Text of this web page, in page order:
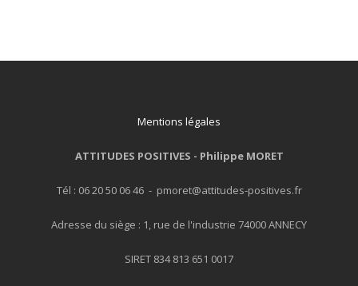
- Consulting
Mentions légales
ATTITUDES POSITIVES - Philippe MORET
Tél : 06 20 50 06 46 - pmoret@attitudes-positives.fr
Adresse du siège : 1, rue de l'industrie 74000 ANNECY
SIRET 834 813 651 0017